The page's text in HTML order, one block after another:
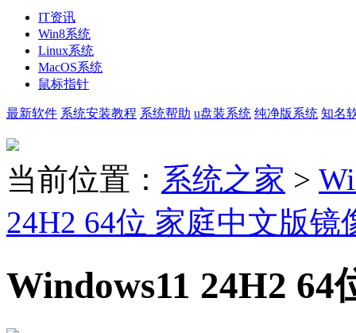
IT资讯
Win8系统
Linux系统
MacOS系统
鼠标指针
最新软件 系统安装教程 系统帮助 u盘装系统 纯净版系统 知名
当前位置： 系统之家 >
24H2 64位 家庭中文版镜
Windows11 24H2